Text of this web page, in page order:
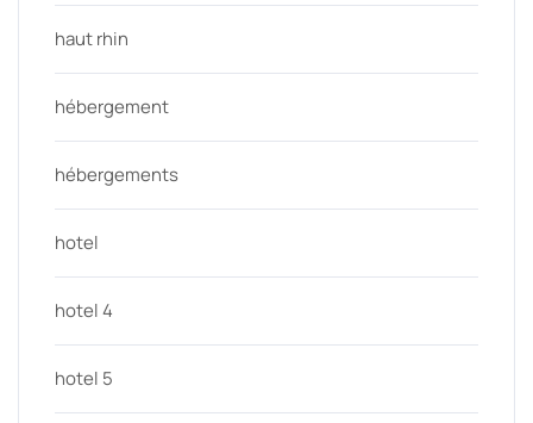
haut rhin
hébergement
hébergements
hotel
hotel 4
hotel 5